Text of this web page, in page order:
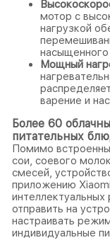
мотор с
нагрузкой
насыщенного
Мощный
варение и
Более 60
питательных
Помимо
сои, соевого
смесей,
приложению
отправить на
настраивать
индивидуальные